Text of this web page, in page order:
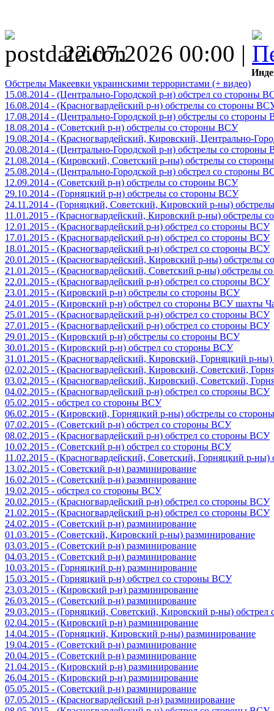
22.07.2026 00:00 |
Обстрелы Макеевки украинскими террористами (+ видео)
15.08.2014 - (Центрально-Городской р-н) обстрел со стороны
16.08.2014 - (Красногвардейский р-н) обстрелы со стороны
17.08.2014 - (Центрально-Городской р-н) обстрелы со стороны
18.08.2014 - (Советский р-н) обстрелы со стороны ВСУ
19.08.2014 - (Красногвардейский, Кировский, Центрально-
20.08.2014 - (Центрально-Городской р-н) обстрелы со стороны
21.08.2014 - (Кировский, Советский р-ны) обстрелы со
25.08.2014 - (Центрально-Городской р-н) обстрел со стороны
12.09.2014 - (Советский р-н) обстрелы со стороны ВСУ
29.10.2014 - (Горняцкий р-н) обстрелы со стороны ВСУ
24.11.2014 - (Горняцкий, Советский, Кировский р-ны)
11.01.2015 - (Красногвардейский, Кировский р-ны) обстрелы
12.01.2015 - (Красногвардейский р-н) обстрел со стороны ВСУ
17.01.2015 - (Красногвардейский р-н) обстрел со стороны ВСУ
18.01.2015 - (Красногвардейский р-н) обстрел со стороны ВСУ
20.01.2015 - (Красногвардейский, Кировский р-ны) обстрелы
21.01.2015 - (Красногвардейский, Советский р-ны) обстрелы
22.01.2015 - (Красногвардейский р-н) обстрел со стороны ВСУ
23.01.2015 - (Кировский р-н) обстрелы со стороны ВСУ
24.01.2015 - (Кировский р-н) обстрел со стороны ВСУ шахты
25.01.2015 - (Красногвардейский р-н) обстрел со стороны ВСУ
27.01.2015 - (Красногвардейский р-н) обстрел со стороны ВСУ
29.01.2015 - (Кировский р-н) обстрелы со стороны ВСУ
30.01.2015 - (Кировский р-н) обстрел со стороны ВСУ
31.01.2015 - (Красногвардейский, Кировский, Горняцкий р-
02.02.2015 - (Красногвардейский, Кировский, Советский,
03.02.2015 - (Красногвардейский, Кировский, Советский,
04.02.2015 - (Красногвардейский р-н) обстрел со стороны ВСУ
05.02.2015 - обстрел со стороны ВСУ
06.02.2015 - (Кировский, Горняцкий р-ны) обстрелы со
07.02.2015 - (Советский р-н) обстрел со стороны ВСУ
08.02.2015 - (Красногвардейский р-н) обстрел со стороны ВСУ
10.02.2015 - (Советский р-н) обстрел со стороны ВСУ
11.02.2015 - (Красногвардейский, Советский, Горняцкий р-
13.02.2015 - (Советский р-н) разминирование
16.02.2015 - (Советский р-н) разминирование
19.02.2015 - обстрел со стороны ВСУ
20.02.2015 - (Красногвардейский р-н) обстрел со стороны ВСУ
21.02.2015 - (Красногвардейский р-н) обстрел со стороны ВСУ
24.02.2015 - (Советский р-н) разминирование
01.03.2015 - (Советский, Кировский р-ны) разминирование
03.03.2015 - (Советский р-н) разминирование
04.03.2015 - (Советский р-н) разминирование
10.03.2015 - (Горняцкий р-н) разминирование
15.03.2015 - (Горняцкий р-н) обстрел со стороны ВСУ
23.03.2015 - (Кировский р-н) разминирование
26.03.2015 - (Советский р-н) разминирование
29.03.2015 - (Горняцкий, Советский, Кировский р-ны)
02.04.2015 - (Кировский р-н) разминирование
14.04.2015 - (Горняцкий, Кировский р-ны) разминирование
19.04.2015 - (Советский р-н) разминирование
20.04.2015 - (Советский р-н) разминирование
21.04.2015 - (Кировский р-н) разминирование
26.04.2015 - (Кировский р-н) разминирование
05.05.2015 - (Советский р-н) разминирование
07.05.2015 - (Красногвардейский р-н) разминирование